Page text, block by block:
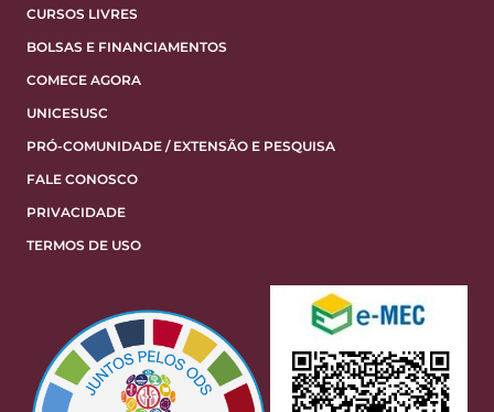
CURSOS LIVRES
BOLSAS E FINANCIAMENTOS
COMECE AGORA
UNICESUSC
PRÓ-COMUNIDADE / EXTENSÃO E PESQUISA
FALE CONOSCO
PRIVACIDADE
TERMOS DE USO